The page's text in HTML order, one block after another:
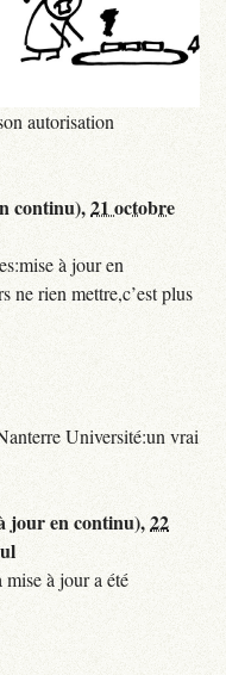
autorisation
continu),21 octobre
à jour en
ne rien mettre,c’est plus
Université:un vrai
jour en continu),22
à jour a été